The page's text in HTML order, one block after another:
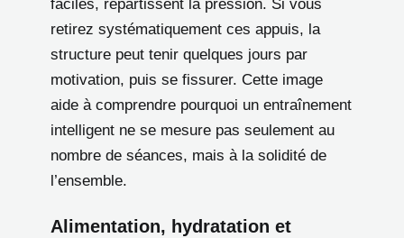
faciles, répartissent la pression. Si vous
retirez systématiquement ces appuis, la
structure peut tenir quelques jours par
motivation, puis se fissurer. Cette image
aide à comprendre pourquoi un entraînement
intelligent ne se mesure pas seulement au
nombre de séances, mais à la solidité de
l’ensemble.
Alimentation, hydratation et